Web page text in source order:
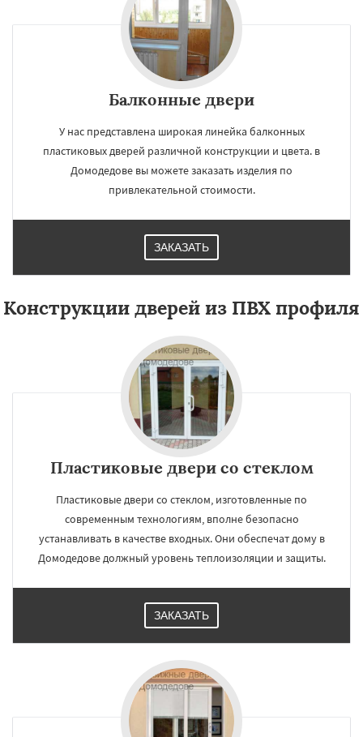
Балконные двери
У нас представлена широкая линейка балконных
пластиковых дверей различной конструкции и цвета. в
Домодедове вы можете заказать изделия по
привлекательной стоимости.
ЗАКАЗАТЬ
Конструкции дверей из ПВХ профиля
Пластиковые двери со стеклом
Пластиковые двери со стеклом, изготовленные по
современным технологиям, вполне безопасно
устанавливать в качестве входных. Они обеспечат дому в
Домодедове должный уровень теплоизоляции и защиты.
ЗАКАЗАТЬ